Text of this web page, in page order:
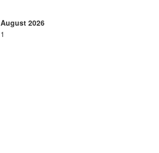
August 2026
1